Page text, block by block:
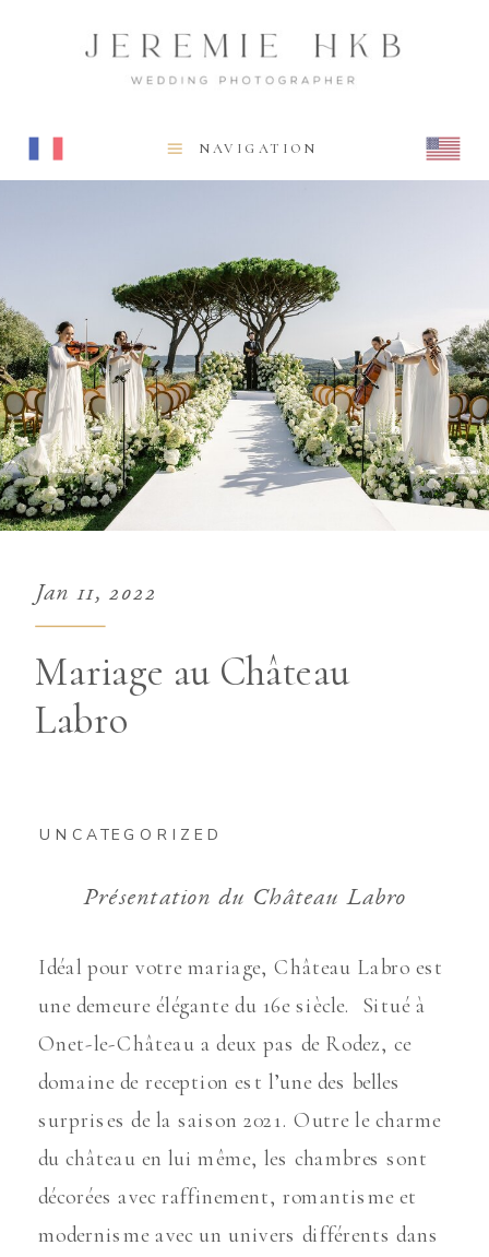
NAVIGATION
Mariage au Château
Labro
Jan 11, 2022
Présentation du Château Labro
Idéal pour votre mariage, Château Labro est
une demeure élégante du 16e siècle. Situé à
Onet-le-Château a deux pas de Rodez, ce
domaine de reception est l’une des belles
surprises de la saison 2021. Outre le charme
du château en lui même, les chambres sont
décorées avec raffinement, romantisme et
modernisme avec un univers différents dans
UNCATEGORIZED